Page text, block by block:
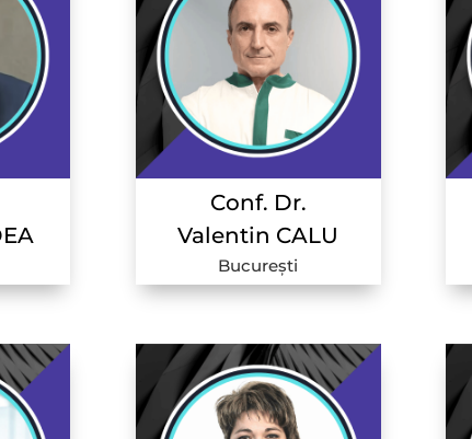
Conf. Dr.
Valentin CALU
București